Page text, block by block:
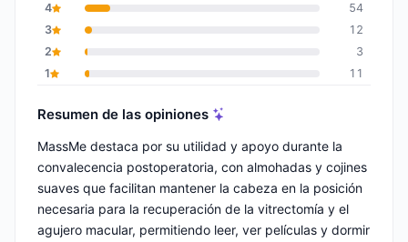
4
54
3
12
2
3
1
11
Resumen de las opiniones
MassMe destaca por su utilidad y apoyo durante la
convalecencia postoperatoria, con almohadas y cojines
suaves que facilitan mantener la cabeza en la posición
necesaria para la recuperación de la vitrectomía y el
agujero macular, permitiendo leer, ver películas y dormir